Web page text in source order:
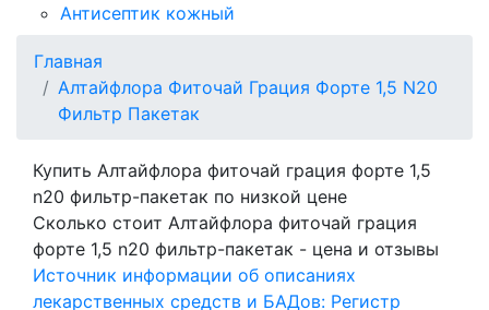
Антисептик кожный
Главная
Алтайфлора Фиточай Грация Форте 1,5 N20
Фильтр Пакетак
Купить Алтайфлора фиточай грация форте 1,5
n20 фильтр-пакетак по низкой цене
Сколько стоит Алтайфлора фиточай грация
форте 1,5 n20 фильтр-пакетак - цена и отзывы
Источник информации об описаниях
лекарственных средств и БАДов: Регистр